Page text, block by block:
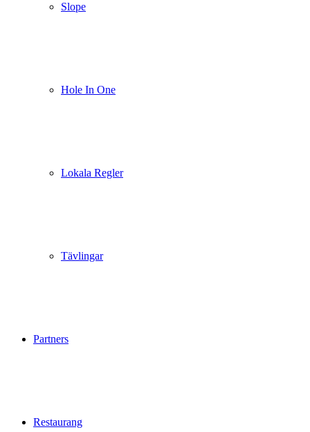
Slope
Hole In One
Lokala Regler
Tävlingar
Partners
Restaurang